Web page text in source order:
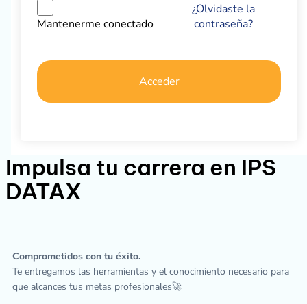
Mantenerme conectado
¿Olvidaste la
contraseña?
Acceder
Impulsa tu carrera en IPS
DATAX
Comprometidos con tu éxito.
Te entregamos las herramientas y el conocimiento necesario para
que alcances tus metas profesionales🚀